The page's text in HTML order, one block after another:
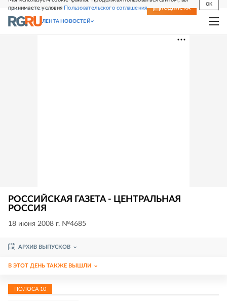
принимаете условия Пользовательского соглашения
OK
СВЕЖИЙ НОМЕР ПОДПИСКА
ЛЕНТА НОВОСТЕЙ
РОССИЙСКАЯ ГАЗЕТА - ЦЕНТРАЛЬНАЯ
РОССИЯ
18 июня 2008 г. №4685
АРХИВ ВЫПУСКОВ
В ЭТОТ ДЕНЬ ТАКЖЕ ВЫШЛИ
ПОЛОСА 10